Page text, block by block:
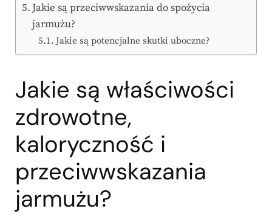
Jakie są przeciwwskazania do spożycia
jarmużu?
Jakie są potencjalne skutki uboczne?
Jakie są właściwości
zdrowotne,
kaloryczność i
przeciwwskazania
jarmużu?